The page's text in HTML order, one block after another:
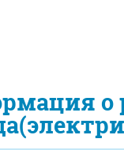
о